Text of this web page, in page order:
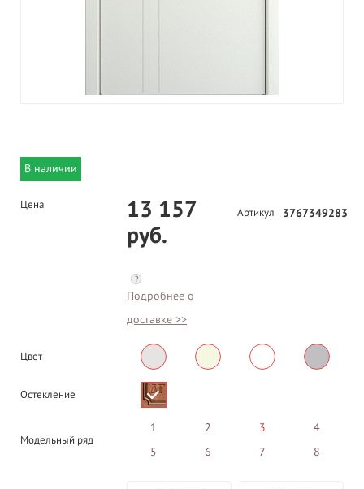
В наличии
Цена
13 157
руб.
?
Подробнее о
доставке >>
Артикул 3767349283
Цвет
Остекление
Модельный ряд
1 2 3
4
5
6 7 8